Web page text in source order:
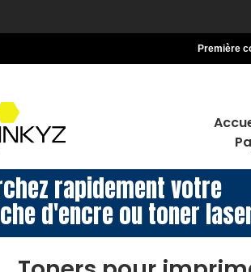
Première
rapidement votre
d'encre ou toner